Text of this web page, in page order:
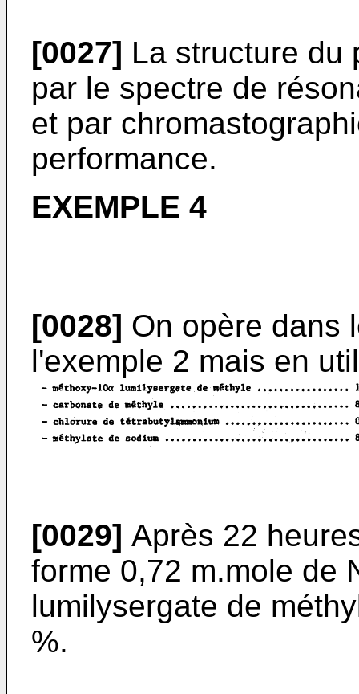
[0027] La structure du
par le spectre de
et par
performance.
EXEMPLE 4
[0028] On opère dans
l'exemple 2 mais en
[0029] Après 22
forme 0,72 m.mole de
lumilysergate de
%.